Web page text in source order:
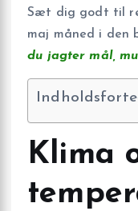
Sæt dig godt til
maj måned i den
du jagter mål,
Klima